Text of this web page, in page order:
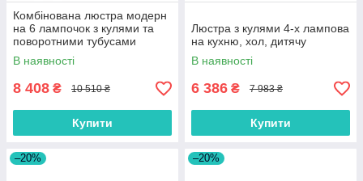
Комбінована люстра модерн
на 6 лампочок з кулями та
поворотними тубусами
В наявності
8 408 ₴ 10 510 ₴
Купити
Люстра з кулями 4-х лампова
на кухню, хол, дитячу
В наявності
6 386 ₴ 7 983 ₴
Купити
–20% –20%